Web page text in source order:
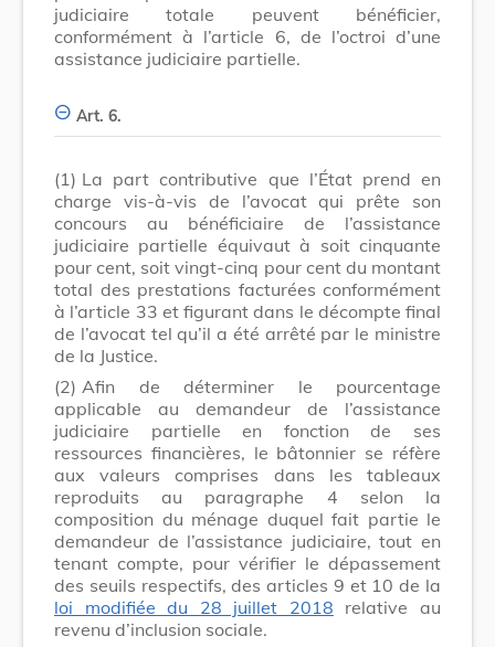
judiciaire totale peuvent bénéficier,
conformément à l’article 6, de l’octroi d’une
assistance judiciaire partielle.
Art. 6.
(1) La part contributive que l’État prend en
charge vis-à-vis de l’avocat qui prête son
concours au bénéficiaire de l’assistance
judiciaire partielle équivaut à soit cinquante
pour cent, soit vingt-cinq pour cent du montant
total des prestations facturées conformément
à l’article 33 et figurant dans le décompte final
de l’avocat tel qu’il a été arrêté par le ministre
de la Justice.
(2) Afin de déterminer le pourcentage
applicable au demandeur de l’assistance
judiciaire partielle en fonction de ses
ressources financières, le bâtonnier se réfère
aux valeurs comprises dans les tableaux
reproduits au paragraphe 4 selon la
composition du ménage duquel fait partie le
demandeur de l’assistance judiciaire, tout en
tenant compte, pour vérifier le dépassement
des seuils respectifs, des articles 9 et 10 de la
loi modifiée du 28 juillet 2018 relative au
revenu d’inclusion sociale.